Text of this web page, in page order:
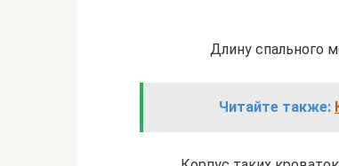
Длину спального
Читайте также: